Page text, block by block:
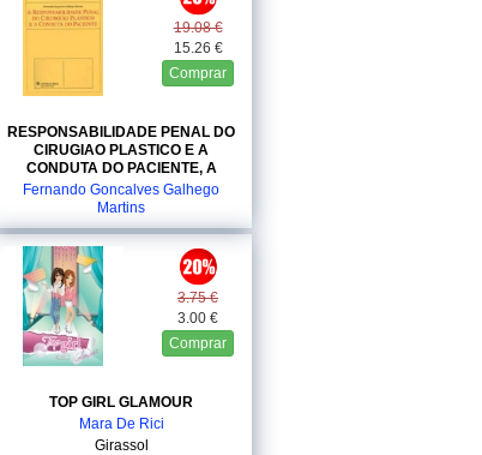
19.08 €
15.26 €
Comprar
RESPONSABILIDADE PENAL DO
CIRUGIAO PLASTICO E A
CONDUTA DO PACIENTE, A
Fernando Goncalves Galhego
Martins
Coimbra
3.75 €
3.00 €
Comprar
TOP GIRL GLAMOUR
Mara De Rici
Girassol